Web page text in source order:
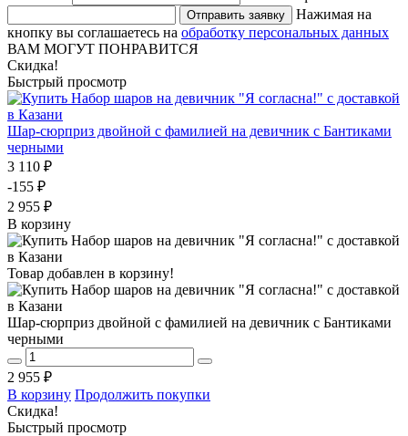
Отправить заявку
Нажимая на
кнопку вы соглашаетесь на обработку персональных данных
ВАМ МОГУТ ПОНРАВИТСЯ
Скидка!
Быстрый просмотр
Шар-сюрприз двойной с фамилией на девичник с Бантиками
черными
3 110 ₽
-155 ₽
2 955 ₽
В корзину
Товар добавлен в корзину!
Шар-сюрприз двойной с фамилией на девичник с Бантиками
черными
2 955 ₽
В корзину Продолжить покупки
Скидка!
Быстрый просмотр